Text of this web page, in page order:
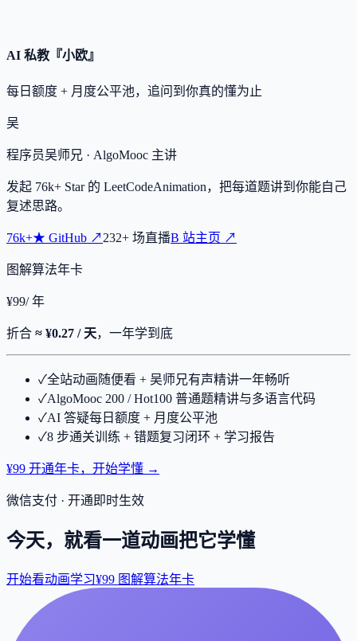
AI 私教『小欧』
每日额度 + 月度公平池，追问到你真的懂为止
吴
程序员吴师兄 · AlgoMooc 主讲
发起 76k+ Star 的 LeetCodeAnimation，把每道题讲到你能自己
复述思路。
76k+★ GitHub ↗232+ 场直播B 站主页 ↗
图解算法年卡
¥99/ 年
折合 ≈ ¥0.27 / 天，一年学到底
✓全站动画随便看 + 吴师兄有声精讲一年畅听
✓AlgoMooc 200 / Hot100 普通题精讲与多语言代码
✓AI 答疑每日额度 + 月度公平池
✓8 步通关训练 + 错题复习闭环 + 学习报告
¥99 开通年卡，开始学懂 →
微信支付 · 开通即时生效
今天，就看一道动画把它学懂
开始看动画学习¥99 图解算法年卡